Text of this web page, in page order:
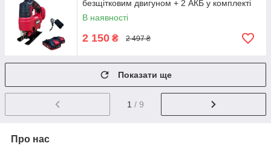
безщітковим двигуном + 2 АКБ у комплекті
В наявності
2 150 ₴ 2 497 ₴
Показати ще
1 / 9
Про нас